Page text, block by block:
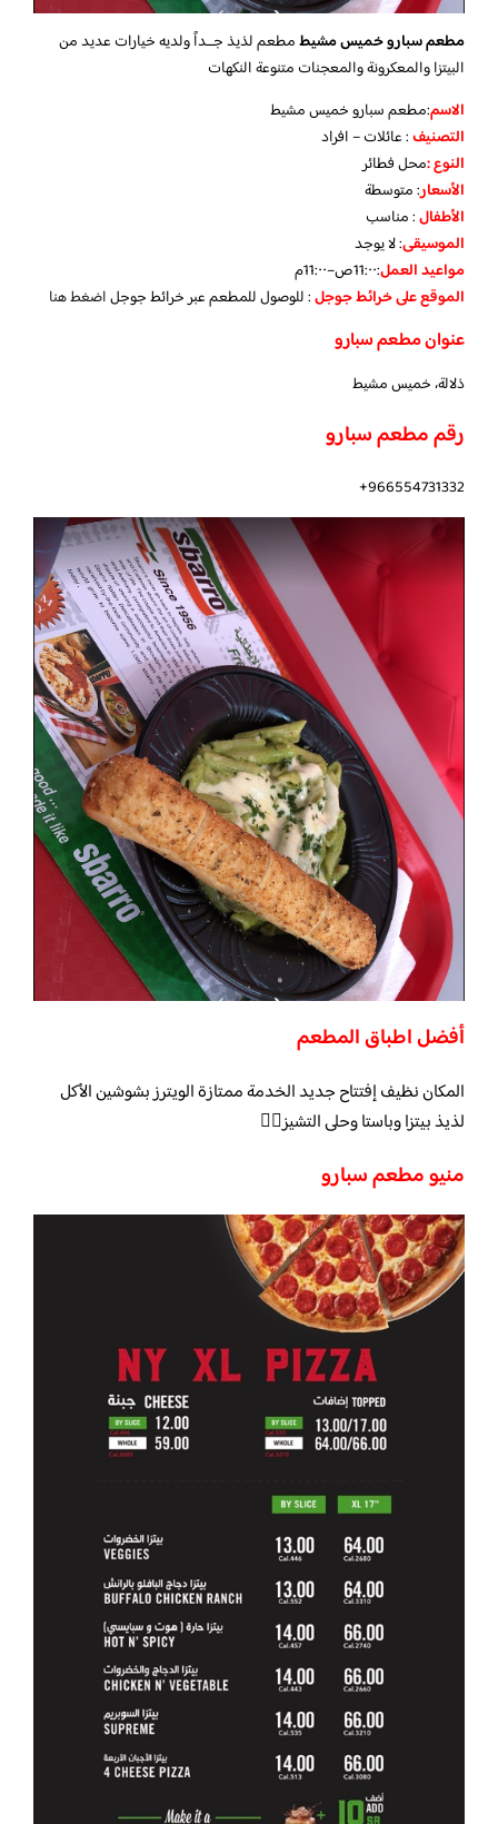
مطعم سبارو خميس مشيطمطعم لذيذ جــداً ولديه خيارات عديد من
البيتزا والمعكرونة والمعجنات متنوعة النكهات
الاسم:مطعم سبارو خميس مشيط
التصنيف: عائلات – افراد
النوع :محل فطائر
الأسعار:متوسطة
الأطفال:مناسب
الموسيقى:لا يوجد
مواعيد العمل:11:٠٠ص–11:٠٠م
الموقع على خرائط جوجل: للوصول للمطعم عبر خرائط جوجلاضغط هنا
عنوان مطعم سبارو
ذلالة، خميس مشيط
رقم مطعم سبارو
966554731332+
أفضل اطباق المطعم
المكان نظيف إفتتاح جديد الخدمة ممتازة الويترز بشوشين الأكل
لذيذ بيتزا وباستا وحلى التشيز👍🏻
منيو مطعم سبارو